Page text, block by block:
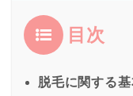
目次
脱毛に関する